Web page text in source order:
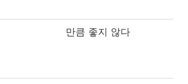
만큼 좋지 않다